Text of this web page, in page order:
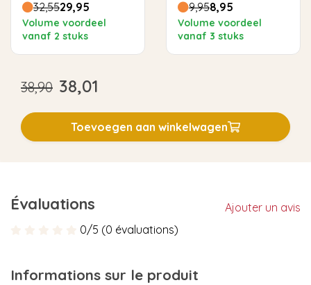
32,5529,95
Volume voordeel
vanaf 2 stuks
9,958,95
Volume voordeel
vanaf 3 stuks
38,90 38,01
Toevoegen aan winkelwagen
Évaluations
Ajouter un avis
0/5 (0 évaluations)
Informations sur le produit